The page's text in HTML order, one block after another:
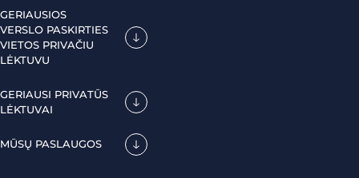
GERIAUSIOS
VERSLO PASKIRTIES
VIETOS PRIVAČIU
LĖKTUVU
GERIAUSI PRIVATŪS
LĖKTUVAI
MŪSŲ PASLAUGOS